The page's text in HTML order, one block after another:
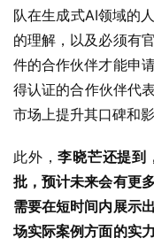
队在生成式AI领域的
的理解，以及必须有
件的合作伙伴才能申
得认证的合作伙伴代
市场上提升其口碑和影
此外，李晓芒还提到
批，预计未来会有更
需要在短时间内展示
场实际案例方面的实